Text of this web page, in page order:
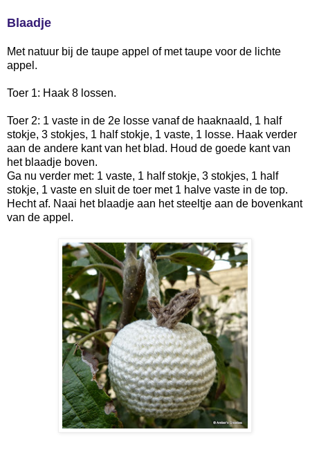
Blaadje
Met natuur bij de taupe appel of met taupe voor de lichte
appel.
Toer 1: Haak 8 lossen.
Toer 2: 1 vaste in de 2e losse vanaf de haaknaald, 1 half
stokje, 3 stokjes, 1 half stokje, 1 vaste, 1 losse. Haak verder
aan de andere kant van het blad. Houd de goede kant van
het blaadje boven.
Ga nu verder met: 1 vaste, 1 half stokje, 3 stokjes, 1 half
stokje, 1 vaste en sluit de toer met 1 halve vaste in de top.
Hecht af. Naai het blaadje aan het steeltje aan de bovenkant
van de appel.